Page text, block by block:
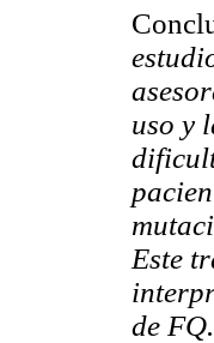
uso y
Este
de FQ.